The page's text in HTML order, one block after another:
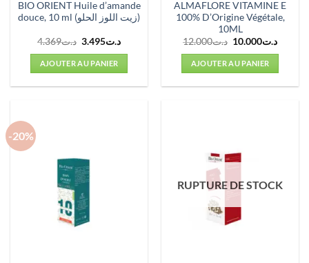
BIO ORIENT Huile d’amande
douce, 10 ml (زيت اللوز الحلو)
د.ت4.369
Le
initial
était :
د.ت4.369.
د.ت3.495
Le
AJOUTER AU PANIER
ALMAFLORE VITAMINE E
100% D’Origine Végétale,
10ML
د.ت12.000
Le
initial
était :
د.ت12.000.
د.ت10.000
Le
AJOUTER AU PANIER
-20%
RUPTURE DE STOCK